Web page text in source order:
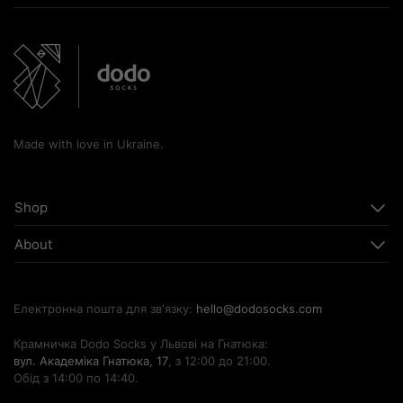
Made with love in Ukraine.
Shop
About
Електронна пошта для зв'язку: hello@dodosocks.com
Крамничка Dodo Socks у Львові на Гнатюка:
вул. Академіка Гнатюка, 17 , з 12:00 до 21:00.
Обід з 14:00 по 14:40.